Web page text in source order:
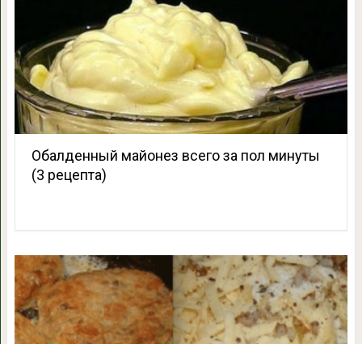
Обалденный майонез всего за пол минуты
(3 рецепта)